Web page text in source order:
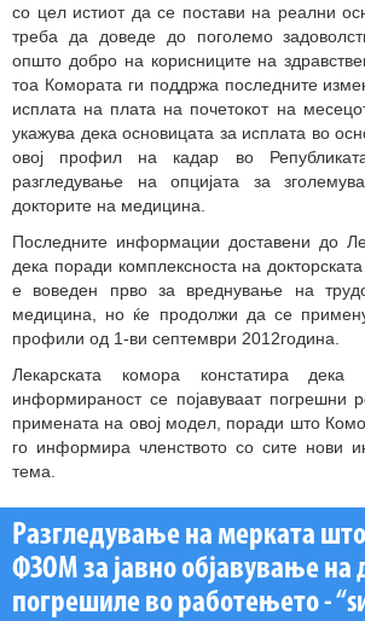
со цел истиот да се постави на реални
треба да доведе до поголемо
општо добро на корисниците на
тоа Комората ги поддржа последните
исплата на плата на почетокот на
укажува дека основицата за исплата во
овој профил на кадар во
разгледување на опцијата за
докторите на медицина.
Последните информации доставени до
дека поради комплексноста на
е воведен прво за вреднување на
медицина, но ќе продолжи да се
профили од 1-ви септември 2012година.
Лекарската комора констатира дека
информираност се појавуваат погрешни
примената на овој модел, поради што
го информира членството со сите нови
тема.
Разгледување на мерката
ФЗОМ за јавно објавување на
погрешиле во работењето -